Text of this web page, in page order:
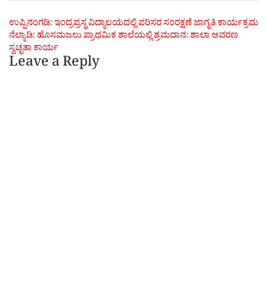
Post
navigation
ಉಪ್ಪಿನಂಗಡಿ: ಇಂದ್ರಪ್ರಸ್ಥ ವಿದ್ಯಾಲಯದಲ್ಲಿ ಪರಿಸರ ಸಂರಕ್ಷಣೆ ಜಾಗೃತಿ ಕಾರ್ಯಕ್ರಮ
ನೆಲ್ಯಾಡಿ: ಹೊಸಮಜಲು ಪ್ರಾಥಮಿಕ ಶಾಲೆಯಲ್ಲಿ ಶ್ರಮದಾನ: ಶಾಲಾ ಆವರಣ
ಸ್ವಚ್ಛತಾ ಕಾರ್ಯ
Leave a Reply